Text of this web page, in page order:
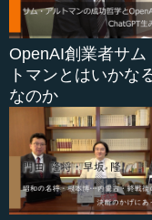
OpenAI創業者サム
トマンとはいかな
なのか